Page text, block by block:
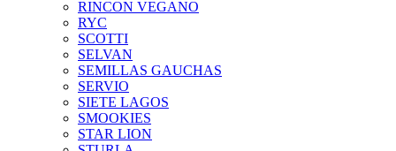
RINCON VEGANO
RYC
SCOTTI
SELVAN
SEMILLAS GAUCHAS
SERVIO
SIETE LAGOS
SMOOKIES
STAR LION